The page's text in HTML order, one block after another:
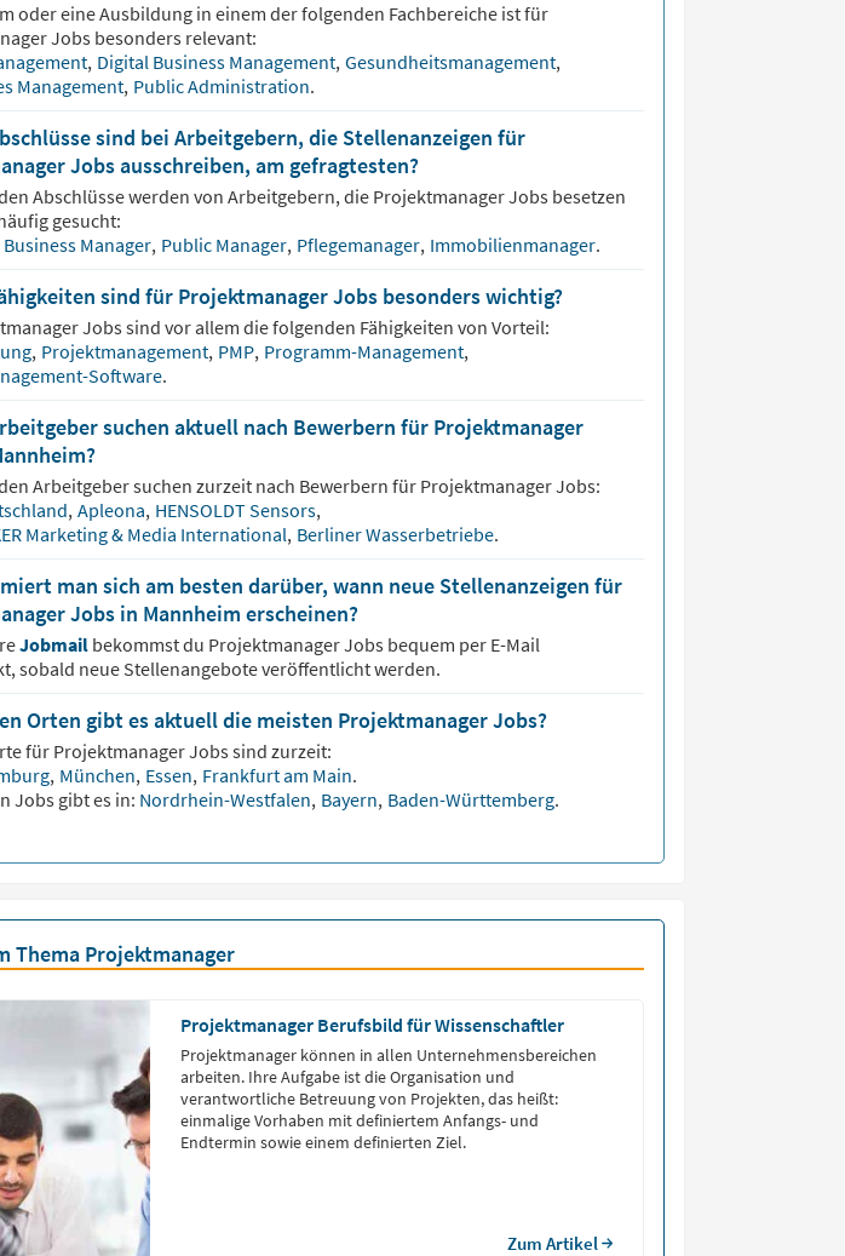
oder eine Ausbildung in einem der folgenden Fachbereiche ist für
Jobs besonders relevant:
, Digital Business Management, Gesundheitsmanagement,
Management, Public Administration.
sind bei Arbeitgebern, die Stellenanzeigen für
Jobs ausschreiben, am gefragtesten?
Abschlüsse werden von Arbeitgebern, dieProjektmanagerJobs besetzen
gesucht:
Business Manager, Public Manager, Pflegemanager, Immobilienmanager.
sind für Projektmanager Jobs besonders wichtig?
Jobs sind vor allem die folgenden Fähigkeiten von Vorteil:
, Projektmanagement, PMP, Programm-Management,
Software.
suchen aktuell nach Bewerbern für Projektmanager
Arbeitgeber suchen zurzeit nach Bewerbern für ProjektmanagerJobs:
, Apleona, HENSOLDT Sensors,
Marketing & Media International, Berliner Wasserbetriebe.
man sich am besten darüber, wann neue Stellenanzeigen für
Jobs in Mannheim erscheinen?
Jobmail bekommst du ProjektmanagerJobs bequem per E-Mail
sobald neue Stellenangebote veröffentlicht werden.
Orten gibt es aktuell die meisten Projektmanager Jobs?
für ProjektmanagerJobs sind zurzeit:
, München, Essen, Frankfurt am Main.
Jobs gibt es in: Nordrhein-Westfalen, Bayern, Baden-Württemberg.
Thema Projektmanager
Projektmanager Berufsbild für Wissenschaftler
Projektmanager können in allen Unternehmensbereichen
arbeiten. Ihre Aufgabe ist die Organisation und
verantwortliche Betreuung von Projekten, das heißt:
einmalige Vorhaben mit definiertem Anfangs- und
Endtermin sowie einem definierten Ziel.
Zum Artikel